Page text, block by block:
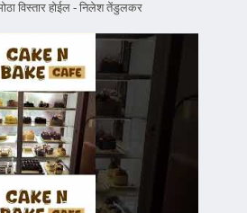
विस्तार होईल - निलेश तेंडुलकर